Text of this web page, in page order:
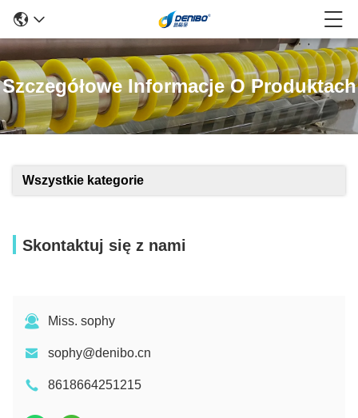
Szczegółowe Informacje O Produktach
Wszystkie kategorie
Skontaktuj się z nami
Miss. sophy
sophy@denibo.cn
8618664251215